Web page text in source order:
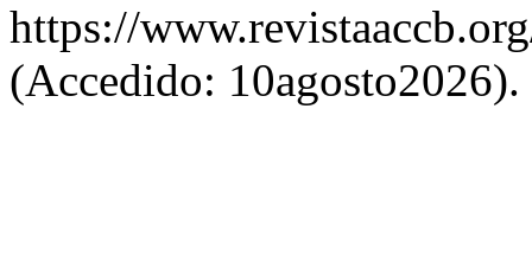
https://
(Accedido: 10agosto2026).